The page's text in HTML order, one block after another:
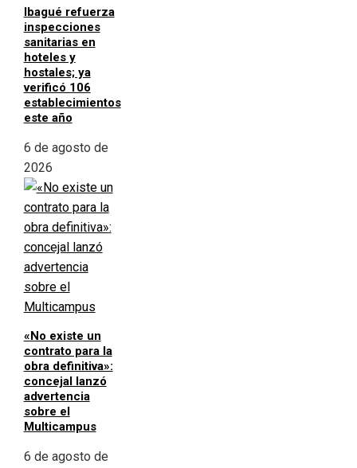
Ibagué refuerza
inspecciones
sanitarias en
hoteles y
hostales; ya
verificó 106
establecimientos
este año
6 de agosto de
2026
«No existe un
contrato para la
obra definitiva»:
concejal lanzó
advertencia
sobre el
Multicampus
6 de agosto de